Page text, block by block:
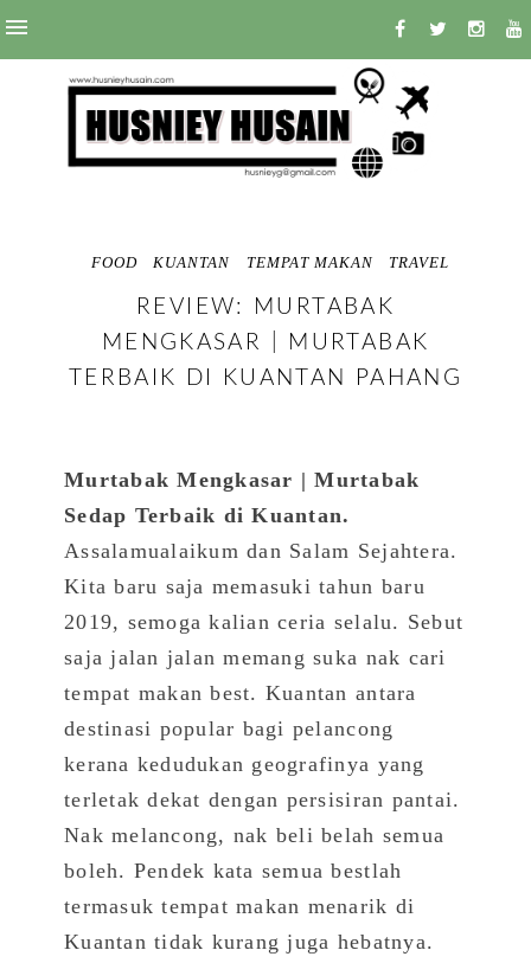
FOOD KUANTAN TEMPAT MAKAN TRAVEL
REVIEW: MURTABAK
MENGKASAR | MURTABAK
TERBAIK DI KUANTAN PAHANG
Murtabak Mengkasar | Murtabak
Sedap Terbaik di Kuantan.
Assalamualaikum dan Salam Sejahtera.
Kita baru saja memasuki tahun baru
2019, semoga kalian ceria selalu. Sebut
saja jalan jalan memang suka nak cari
tempat makan best. Kuantan antara
destinasi popular bagi pelancong
kerana kedudukan geografinya yang
terletak dekat dengan persisiran pantai.
Nak melancong, nak beli belah semua
boleh. Pendek kata semua bestlah
termasuk tempat makan menarik di
Kuantan tidak kurang juga hebatnya.